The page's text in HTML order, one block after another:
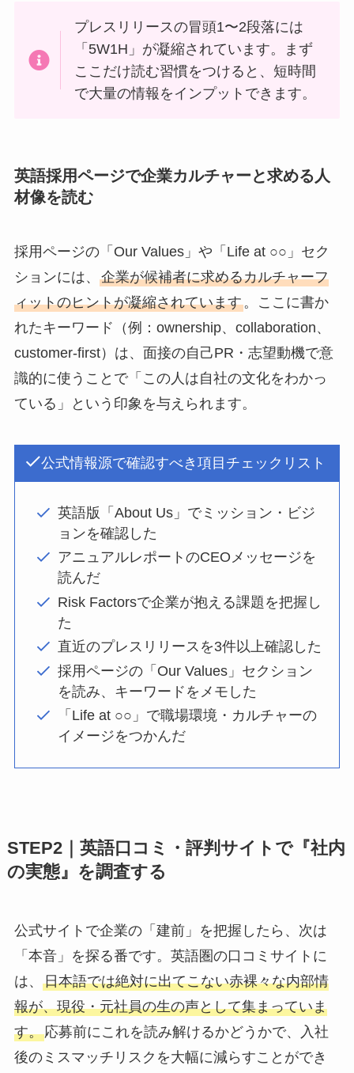
プレスリリースの冒頭1〜2段落には
「5W1H」が凝縮されています。まず
ここだけ読む習慣をつけると、短時間
で大量の情報をインプットできます。
英語採用ページで企業カルチャーと求める人
材像を読む
採用ページの「Our Values」や「Life at ○○」セク
ションには、 企業が候補者に求めるカルチャーフ
ィットのヒントが凝縮されています。ここに書か
れたキーワード（例：ownership、collaboration、
customer-first）は、面接の自己PR・志望動機で意
識的に使うことで「この人は自社の文化をわかっ
ている」という印象を与えられます。
公式情報源で確認すべき項目チェックリスト
英語版「About Us」でミッション・ビジ
ョンを確認した
アニュアルレポートのCEOメッセージを
読んだ
Risk Factorsで企業が抱える課題を把握し
た
直近のプレスリリースを3件以上確認した
採用ページの「Our Values」セクション
を読み、キーワードをメモした
「Life at ○○」で職場環境・カルチャーの
イメージをつかんだ
STEP2｜英語口コミ・評判サイトで『社内
の実態』を調査する
公式サイトで企業の「建前」を把握したら、次は
「本音」を探る番です。英語圏の口コミサイトに
は、 日本語では絶対に出てこない赤裸々な内部情
報が、現役・元社員の生の声として集まっていま
す。応募前にこれを読み解けるかどうかで、入社
後のミスマッチリスクを大幅に減らすことができ